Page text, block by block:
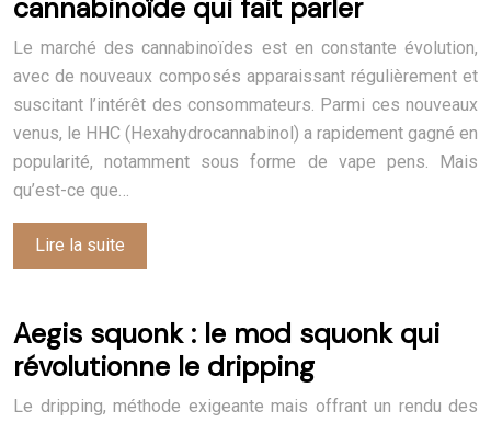
cannabinoïde qui fait parler
Le marché des cannabinoïdes est en constante évolution,
avec de nouveaux composés apparaissant régulièrement et
suscitant l’intérêt des consommateurs. Parmi ces nouveaux
venus, le HHC (Hexahydrocannabinol) a rapidement gagné en
popularité, notamment sous forme de vape pens. Mais
qu’est-ce que…
Lire la suite
Aegis squonk : le mod squonk qui
révolutionne le dripping
Le dripping, méthode exigeante mais offrant un rendu des